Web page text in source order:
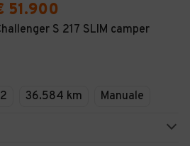
51.900
S 217 SLIM camper
36.584 km Manuale